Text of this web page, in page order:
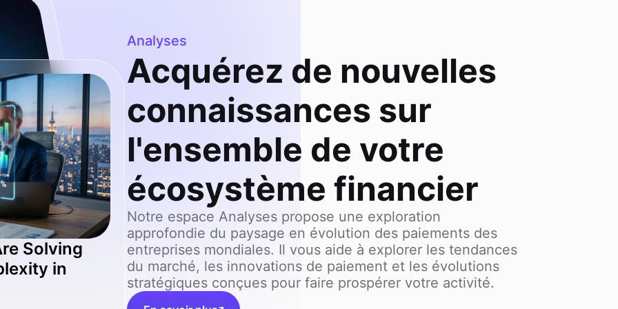
Solving
in
Analyses
Acquérez de nouvelles
connaissances sur
l'ensemble de votre
écosystème financier
Notre espace Analyses propose une exploration
approfondie du paysage en évolution des paiements des
entreprises mondiales. Il vous aide à explorer les tendances
du marché, les innovations de paiement et les évolutions
stratégiques conçues pour faire prospérer votre activité.